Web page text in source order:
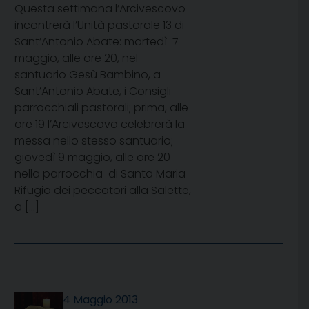
Questa settimana l’Arcivescovo
incontrerà l’Unità pastorale 13 di
Sant’Antonio Abate: martedì 7
maggio, alle ore 20, nel
santuario Gesù Bambino, a
Sant’Antonio Abate, i Consigli
parrocchiali pastorali; prima, alle
ore 19 l’Arcivescovo celebrerà la
messa nello stesso santuario;
giovedì 9 maggio, alle ore 20
nella parrocchia di Santa Maria
Rifugio dei peccatori alla Salette,
a […]
4 Maggio 2013